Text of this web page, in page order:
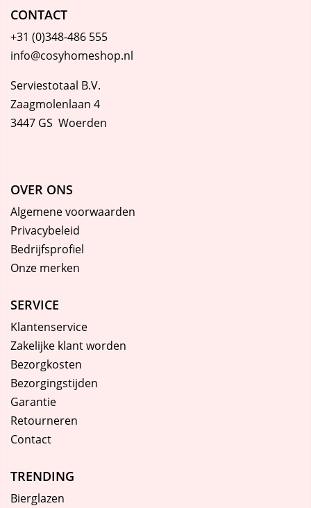
CONTACT
+31 (0)348-486 555
info@cosyhomeshop.nl
Serviestotaal B.V.
Zaagmolenlaan 4
3447 GS Woerden
OVER ONS
Algemene voorwaarden
Privacybeleid
Bedrijfsprofiel
Onze merken
SERVICE
Klantenservice
Zakelijke klant worden
Bezorgkosten
Bezorgingstijden
Garantie
Retourneren
Contact
TRENDING
Bierglazen